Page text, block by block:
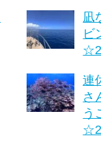
凪
ビ
連
さ
う